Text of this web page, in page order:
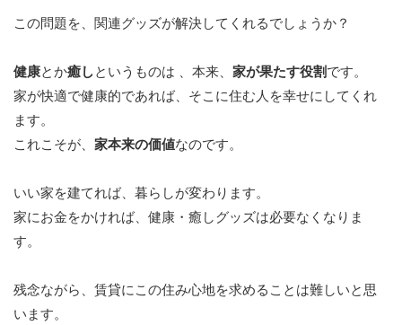
この問題を、関連グッズが解決してくれるでしょうか？
健康とか癒しというものは 、本来、 家が果たす役割です。
家が快適で健康的であれば、そこに住む人を幸せにしてくれ
ます。
これこそが、 家本来の価値なのです。
いい家を建てれば、暮らしが変わります。
家にお金をかければ、健康・癒しグッズは必要なくなりま
す。
残念ながら、賃貸にこの住み心地を求めることは難しいと思
います。